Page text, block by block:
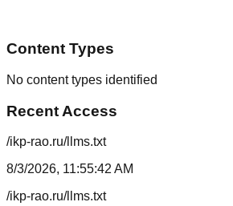
Content Types
No content types identified
Recent Access
/ikp-rao.ru/llms.txt
8/3/2026, 11:55:42 AM
/ikp-rao.ru/llms.txt